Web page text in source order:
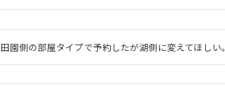
田園側の部屋タイプで予約したが湖側に変えてほしい。